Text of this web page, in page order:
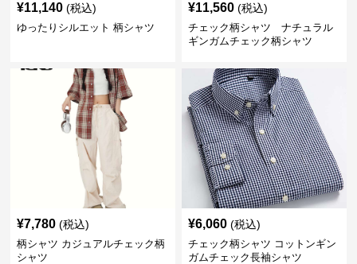
¥11,140 (税込)
ゆったりシルエット 柄シャツ
¥11,560 (税込)
チェック柄シャツ ナチュラル
ギンガムチェック柄シャツ
¥7,780 (税込)
柄シャツ カジュアルチェック柄
シャツ
¥6,060 (税込)
チェック柄シャツ コットンギン
ガムチェック長袖シャツ